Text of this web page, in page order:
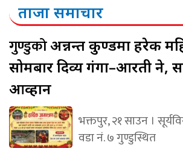
ताजा समाचार
गुण्डुकोअन्नन्त कुण्डमा हरेक
सोमबार दिव्य गंगा–आरती हुने,
आव्हान
भक्तपुर, २१ साउन ।
वडा नं. ७ गुण्डुस्थित